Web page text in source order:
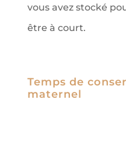
vous avez stocké
être à court.
Temps de
maternel